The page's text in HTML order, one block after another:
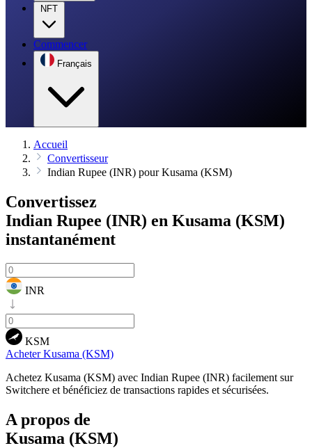
NFT
Commencer
Français
Accueil
Convertisseur
Indian Rupee (INR) pour Kusama (KSM)
Convertissez
Indian Rupee (INR) en Kusama (KSM)
instantanément
INR
KSM
Acheter Kusama (KSM)
Achetez Kusama (KSM) avec Indian Rupee (INR) facilement sur
Switchere et bénéficiez de transactions rapides et sécurisées.
A propos de
Kusama (KSM)